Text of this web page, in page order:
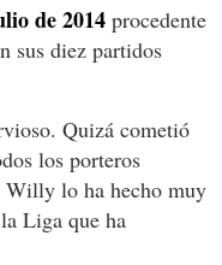
de 2014 procedente
sus diez partidos
Quizá cometió
los porteros
Willy lo ha hecho muy
Liga que ha